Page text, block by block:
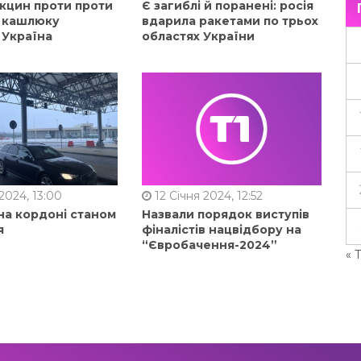
проти проти
кашлюку
Є загиблі й поранені: росія
вдарила ракетами по трьох
областях України
13:00
кордоні станом
12 Січня 2024, 12:52
Назвали порядок виступів
фіналістів нацвідбору на
“Євробачення-2024”
«